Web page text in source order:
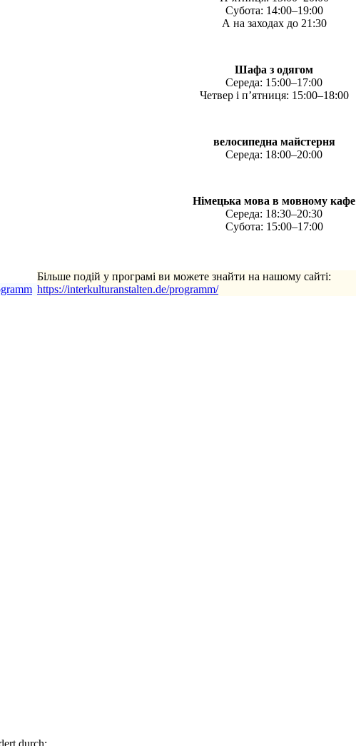
Субота: 14:00–19:00
А на заходах до 21:30
Шафа з одягом
Середа: 15:00–17:00
Четвер і п’ятниця: 15:00–18:00
велосипедна майстерня
Середа: 18:00–20:00
Німецька мова в мовному кафе
Середа: 18:30–20:30
Субота: 15:00–17:00
Більше подій у програмі ви можете знайти на нашому сайті:
https://interkulturanstalten.de/programm/